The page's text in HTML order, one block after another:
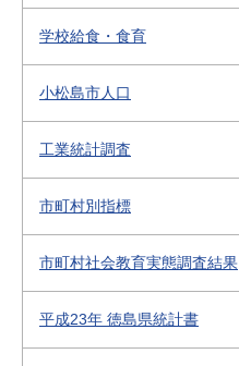
学校給食・食育
小松島市人口
工業統計調査
市町村別指標
市町村社会教育実態調査結果
平成23年 徳島県統計書